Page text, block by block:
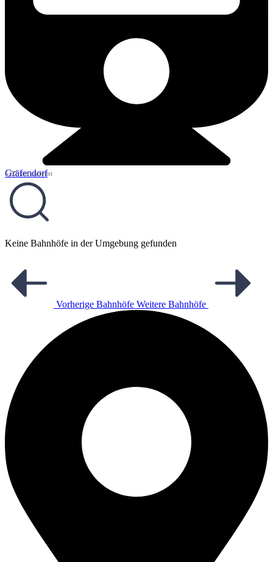
Gräfendorf
5,92 km entfernt
Keine Bahnhöfe in der Umgebung gefunden
Vorherige Bahnhöfe Weitere Bahnhöfe